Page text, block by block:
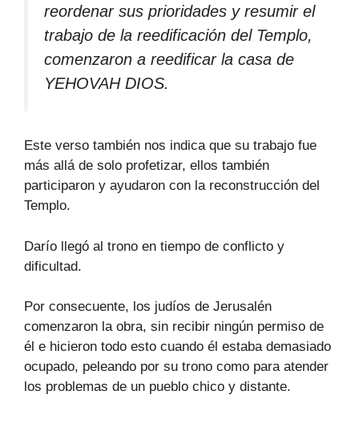
reordenar sus prioridades y resumir el
trabajo de la reedificación del Templo,
comenzaron a reedificar la casa de
YEHOVAH DIOS.
Este verso también nos indica que su trabajo fue
más allá de solo profetizar, ellos también
participaron y ayudaron con la reconstrucción del
Templo.
Darío llegó al trono en tiempo de conflicto y
dificultad.
Por consecuente, los judíos de Jerusalén
comenzaron la obra, sin recibir ningún permiso de
él e hicieron todo esto cuando él estaba demasiado
ocupado, peleando por su trono como para atender
los problemas de un pueblo chico y distante.